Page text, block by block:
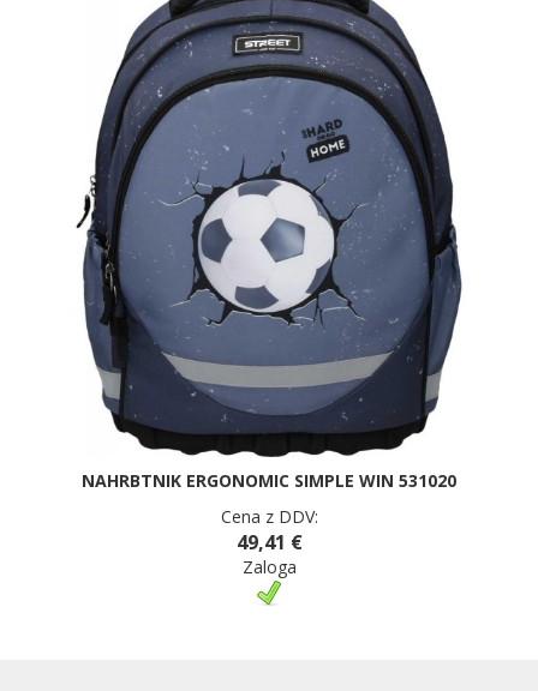
NAHRBTNIK ERGONOMIC SIMPLE WIN 531020
Cena z DDV:
49,41 €
Zaloga